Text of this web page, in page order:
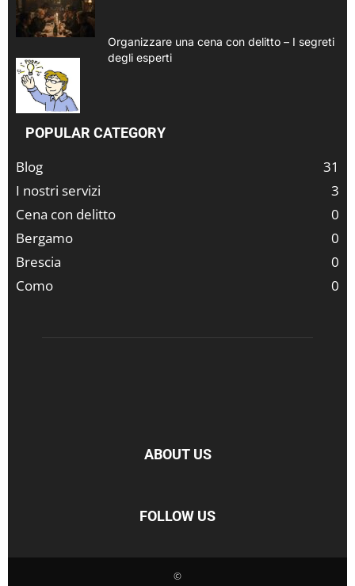
Organizzare una cena con delitto – I segreti
degli esperti
POPULAR CATEGORY
Blog
31
I nostri servizi
3
Cena con delitto
0
Bergamo
0
Brescia
0
Como
0
ABOUT US
FOLLOW US
©